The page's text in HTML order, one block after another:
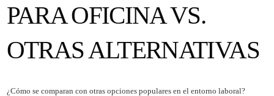
PARA OFICINA VS.
OTRAS ALTERNATIVAS
¿Cómo se comparan con otras opciones populares en el entorno laboral?